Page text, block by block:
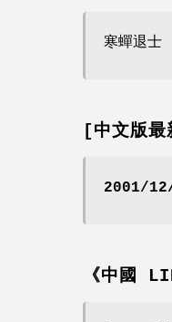
寒蟬退士
[中文版最
2001/
《中國